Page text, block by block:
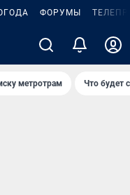
ФОРУМЫ
метротрам Что будет